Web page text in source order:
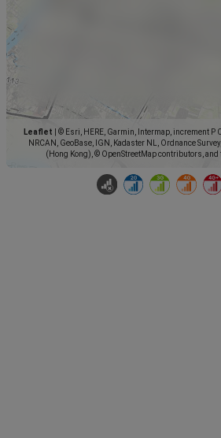
Leaflet
© Esri, HERE, Garmin, Intermap, increment P
NRCAN, GeoBase, IGN, Kadaster NL, Ordnance
(Hong Kong), © OpenStreetMap contributors, and